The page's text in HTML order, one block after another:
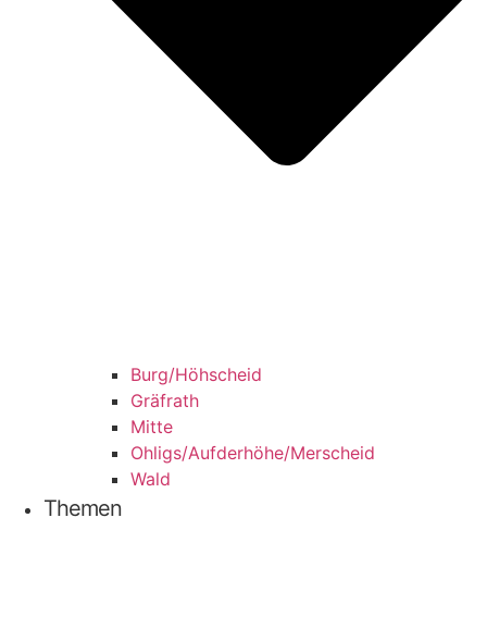
Burg/​Höhscheid
Grä­f­rath
Mit­te
Ohligs/​Aufderhöhe/​Merscheid
Wald
The­men